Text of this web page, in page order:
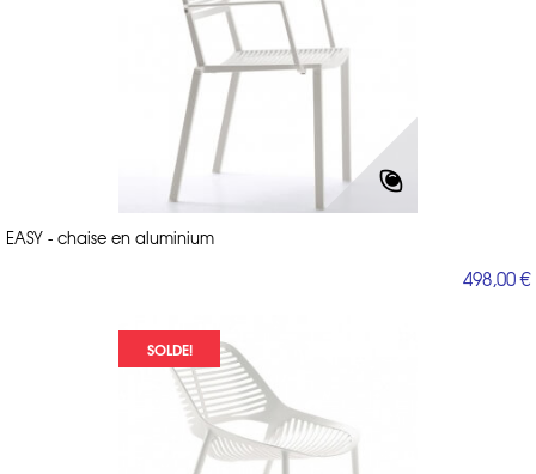
EASY - chaise en aluminium
498,00 €
SOLDE!